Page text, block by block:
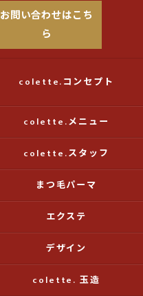
お問い合わせはこち
ら
colette.コンセプト
colette.メニュー
colette.スタッフ
まつ毛パーマ
エクステ
デザイン
colette. 玉造